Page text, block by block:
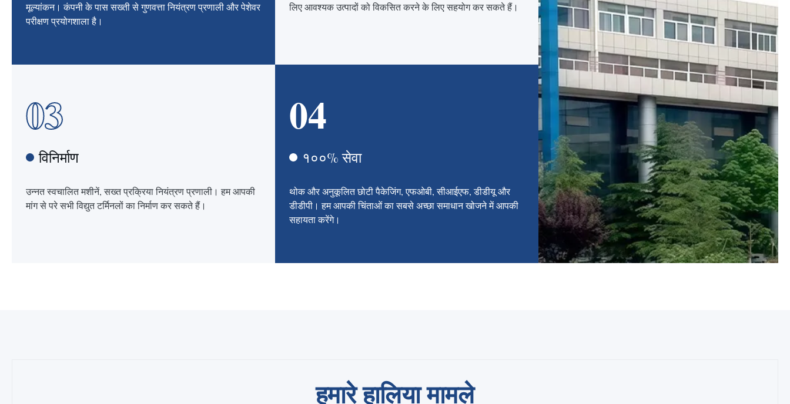
मूल्यांकन। कंपनी के पास सख्ती से गुणवत्ता नियंत्रण प्रणाली और पेशेवर
परीक्षण प्रयोगशाला है।
लिए आवश्यक उत्पादों को विकसित करने के लिए सहयोग कर सकते हैं।
03
विनिर्माण
उन्नत स्वचालित मशीनें, सख्त प्रक्रिया नियंत्रण प्रणाली। हम आपकी
मांग से परे सभी विद्युत टर्मिनलों का निर्माण कर सकते हैं।
04
१००% सेवा
थोक और अनुकूलित छोटी पैकेजिंग, एफओबी, सीआईएफ, डीडीयू और
डीडीपी। हम आपकी चिंताओं का सबसे अच्छा समाधान खोजने में आपकी
सहायता करेंगे।
हमारे हालिया मामले